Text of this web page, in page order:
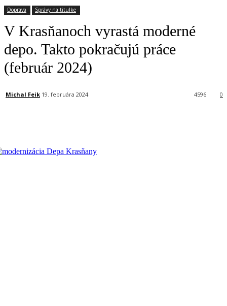
Doprava Správy na titulke
V Krasňanoch vyrastá moderné
depo. Takto pokračujú práce
(február 2024)
Michal Feik 19. februára 2024 0
4596